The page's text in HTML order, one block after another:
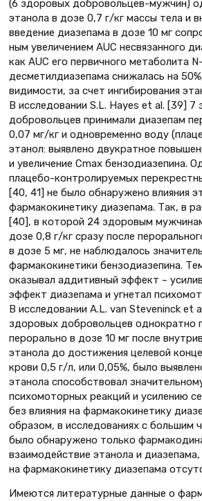
(6 здоровых добровольцев-мужчин)
этанола в дозе 0,7 г/кг массы тела и
введение диазепама в дозе 10 мг
ным увеличением AUC несвязанного
как AUC его первичного метаболита N-
десметилдиазепама снижалась на
видимости, за счет ингибирования
В исследовании S.L. Hayes et al. [39] 7
добровольцев принимали диазепам
0,07 мг/кг и одновременно воду
этанол: выявлено двукратное
и увеличение Cmax бензодиазепина.
плацебо-контролируемых
[40, 41] не было обнаружено влияния
фармакокинетику диазепама. Так, в
[40], в которой 24 здоровым
дозе 0,8 г/кг сразу после
в дозе 5 мг, не наблюдалось
фармакокинетики бензодиазепина.
оказывал аддитивный эффект –
эффект диазепама и угнетал
В исследовании A.L. van Steveninck et
здоровых добровольцев однократно
перорально в дозе 10 мг после
этанола до достижения целевой
крови 0,5 г/л, или 0,05%, было
этанола способствовал
психомоторных реакций и усилению
без влияния на фармакокинетику
образом, в исследованиях с большим
было обнаружено только
взаимодействие этанола и диазепама,
на фармакокинетику диазепама
Имеются литературные данные о